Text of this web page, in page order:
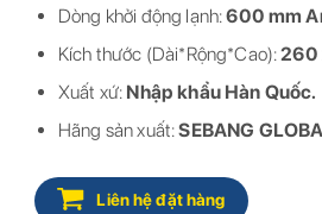
Dòng khởi động lạnh:600 mm
Kích thước (Dài*Rộng*Cao):260
Xuất xứ: Nhập khẩu Hàn Quốc.
Hãng sản xuất:SEBANG
Liên hệ đặt hàng